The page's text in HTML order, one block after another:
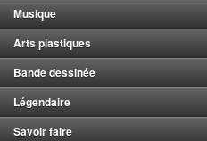
Musique
Arts plastiques
Bande dessinée
Légendaire
Savoir faire